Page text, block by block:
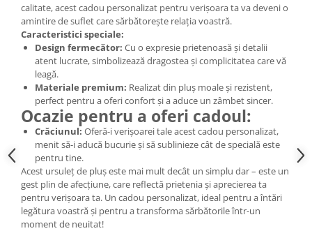
calitate, acest cadou personalizat pentru verișoara ta va deveni o
amintire de suflet care sărbătorește relația voastră.
Caracteristici speciale:
Design fermecător: Cu o expresie prietenoasă și detalii
atent lucrate, simbolizează dragostea și complicitatea care vă
leagă.
Materiale premium: Realizat din pluș moale și rezistent,
perfect pentru a oferi confort și a aduce un zâmbet sincer.
Ocazie pentru a oferi cadoul:
Crăciunul: Oferă-i verișoarei tale acest cadou personalizat,
menit să-i aducă bucurie și să sublinieze cât de specială este
pentru tine.
Acest ursuleț de pluș este mai mult decât un simplu dar – este un
gest plin de afecțiune, care reflectă prietenia și aprecierea ta
pentru verișoara ta. Un cadou personalizat, ideal pentru a întări
legătura voastră și pentru a transforma sărbătorile într-un
moment de neuitat!